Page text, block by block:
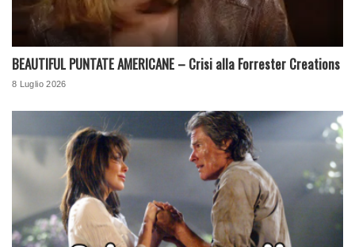
BEAUTIFUL PUNTATE AMERICANE – Crisi alla Forrester Creations
8 Luglio 2026